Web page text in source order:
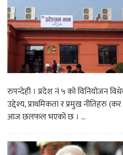
रुपन्देही । प्रदेश नं ५ को विनियोजन
उद्देश्य, प्राथमिकता र प्रमुख नीतिहरु
आज छलफल भएको छ । ...